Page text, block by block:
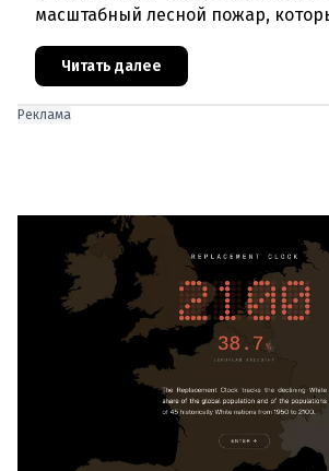
масштабный лесной пожар,
В ходе тушения пострадали шесте
Читать далее
Реклама